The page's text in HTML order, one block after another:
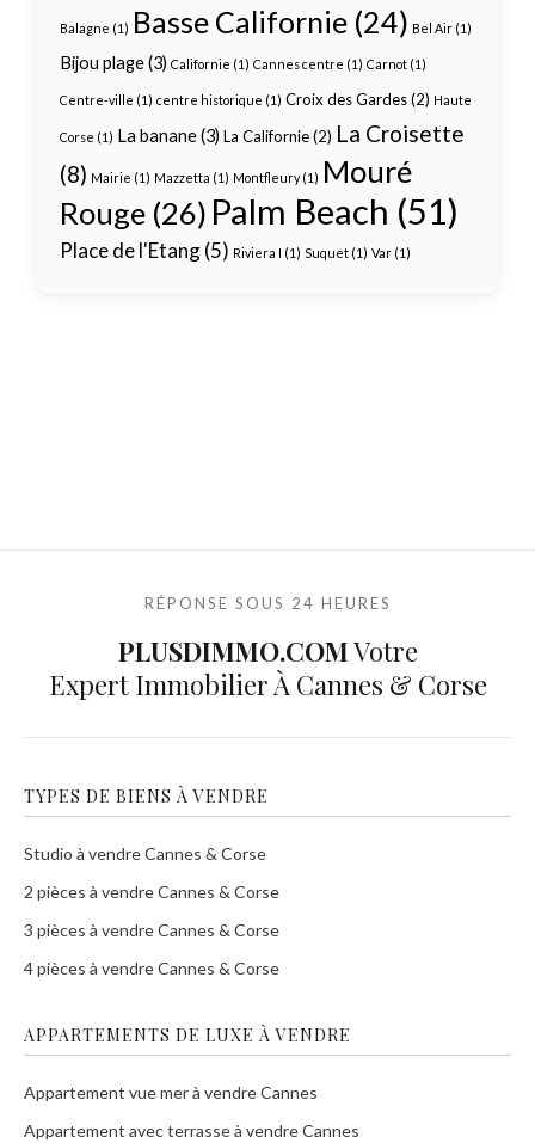
Balagne (1) Basse Californie (24) Bel Air (1)
Bijou plage(3) Californie (1) Cannes centre (1) Carnot (1)
Centre-ville (1) centre historique (1) Croix des Gardes(2) Haute
Corse (1) La banane(3) La Californie(2) La Croisette
(8) Mairie (1) Mazzetta (1) Montfleury(1) Mouré
Rouge (26) Palm Beach (51)
Place de l'Etang(5) Riviera I (1) Suquet (1) Var (1)
RÉPONSE SOUS 24 HEURES
PLUSDIMMO.COMVotre
Expert Immobilier À Cannes & Corse
TYPES DE BIENS À VENDRE
Studio à vendre Cannes & Corse
2 pièces à vendre Cannes & Corse
3 pièces à vendre Cannes & Corse
4 pièces à vendre Cannes & Corse
APPARTEMENTS DE LUXE À VENDRE
Appartement vue mer à vendre Cannes
Appartement avec terrasse à vendre Cannes